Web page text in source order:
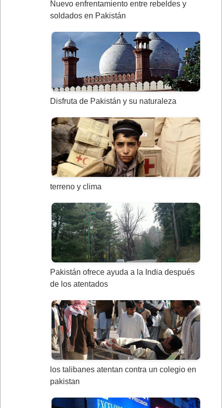
Nuevo enfrentamiento entre rebeldes y
soldados en Pakistán
Disfruta de Pakistán y su naturaleza
terreno y clima
Pakistán ofrece ayuda a la India después
de los atentados
los talibanes atentan contra un colegio en
pakistan